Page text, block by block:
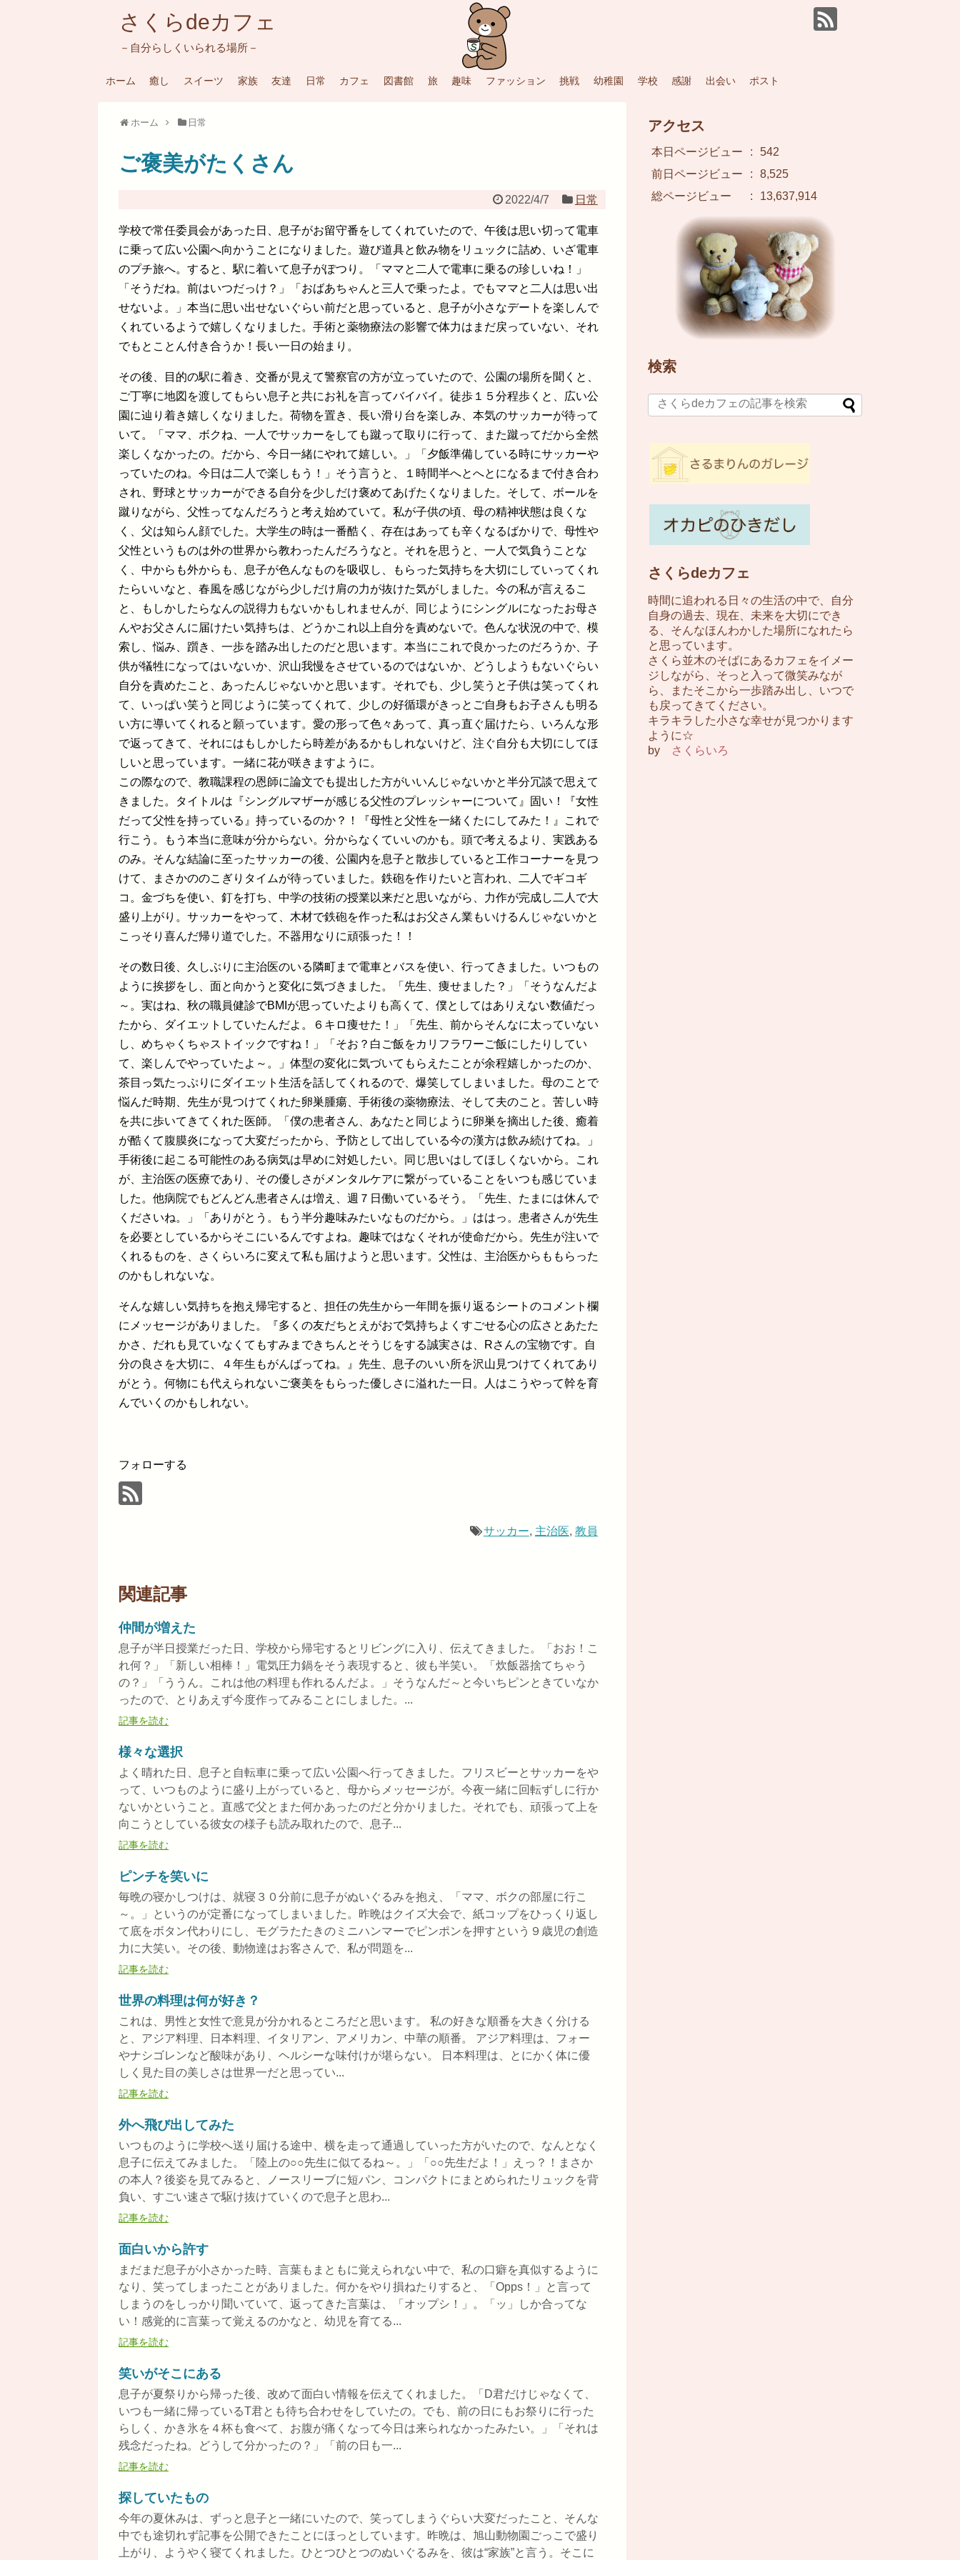
さくらdeカフェ
－自分らしくいられる場所－
ホーム 癒し スイーツ 家族 友達 日常 カフェ 図書館 旅 趣味 ファッション 挑戦 幼稚園 学校 感謝 出会い ポスト
ホーム 日常
ご褒美がたくさん
2022/4/7 日常
学校で常任委員会があった日、息子がお留守番をしてくれていたので、午後は思い切って電車
に乗って広い公園へ向かうことになりました。遊び道具と飲み物をリュックに詰め、いざ電車
のプチ旅へ。すると、駅に着いて息子がぽつり。「ママと二人で電車に乗るの珍しいね！」
「そうだね。前はいつだっけ？」「おばあちゃんと三人で乗ったよ。でもママと二人は思い出
せないよ。」本当に思い出せないぐらい前だと思っていると、息子が小さなデートを楽しんで
くれているようで嬉しくなりました。手術と薬物療法の影響で体力はまだ戻っていない、それ
でもとことん付き合うか！長い一日の始まり。
その後、目的の駅に着き、交番が見えて警察官の方が立っていたので、公園の場所を聞くと、
ご丁寧に地図を渡してもらい息子と共にお礼を言ってバイバイ。徒歩１５分程歩くと、広い公
園に辿り着き嬉しくなりました。荷物を置き、長い滑り台を楽しみ、本気のサッカーが待って
いて。「ママ、ボクね、一人でサッカーをしても蹴って取りに行って、また蹴ってだから全然
楽しくなかったの。だから、今日一緒にやれて嬉しい。」「夕飯準備している時にサッカーや
っていたのね。今日は二人で楽しもう！」そう言うと、１時間半へとへとになるまで付き合わ
され、野球とサッカーができる自分を少しだけ褒めてあげたくなりました。そして、ボールを
蹴りながら、父性ってなんだろうと考え始めていて。私が子供の頃、母の精神状態は良くな
く、父は知らん顔でした。大学生の時は一番酷く、存在はあっても辛くなるばかりで、母性や
父性というものは外の世界から教わったんだろうなと。それを思うと、一人で気負うことな
く、中からも外からも、息子が色んなものを吸収し、もらった気持ちを大切にしていってくれ
たらいいなと、春風を感じながら少しだけ肩の力が抜けた気がしました。今の私が言えるこ
と、もしかしたらなんの説得力もないかもしれませんが、同じようにシングルになったお母さ
んやお父さんに届けたい気持ちは、どうかこれ以上自分を責めないで。色んな状況の中で、模
索し、悩み、躓き、一歩を踏み出したのだと思います。本当にこれで良かったのだろうか、子
供が犠牲になってはいないか、沢山我慢をさせているのではないか、どうしようもないぐらい
自分を責めたこと、あったんじゃないかと思います。それでも、少し笑うと子供は笑ってくれ
て、いっぱい笑うと同じように笑ってくれて、少しの好循環がきっとご自身もお子さんも明る
い方に導いてくれると願っています。愛の形って色々あって、真っ直ぐ届けたら、いろんな形
で返ってきて、それにはもしかしたら時差があるかもしれないけど、注ぐ自分も大切にしてほ
しいと思っています。一緒に花が咲きますように。
この際なので、教職課程の恩師に論文でも提出した方がいいんじゃないかと半分冗談で思えて
きました。タイトルは『シングルマザーが感じる父性のプレッシャーについて』固い！『女性
だって父性を持っている』持っているのか？！『母性と父性を一緒くたにしてみた！』これで
行こう。もう本当に意味が分からない。分からなくていいのかも。頭で考えるより、実践ある
のみ。そんな結論に至ったサッカーの後、公園内を息子と散歩していると工作コーナーを見つ
けて、まさかののこぎりタイムが待っていました。鉄砲を作りたいと言われ、二人でギコギ
コ。金づちを使い、釘を打ち、中学の技術の授業以来だと思いながら、力作が完成し二人で大
盛り上がり。サッカーをやって、木材で鉄砲を作った私はお父さん業もいけるんじゃないかと
こっそり喜んだ帰り道でした。不器用なりに頑張った！！
その数日後、久しぶりに主治医のいる隣町まで電車とバスを使い、行ってきました。いつもの
ように挨拶をし、面と向かうと変化に気づきました。「先生、痩せました？」「そうなんだよ
～。実はね、秋の職員健診でBMIが思っていたよりも高くて、僕としてはありえない数値だっ
たから、ダイエットしていたんだよ。６キロ痩せた！」「先生、前からそんなに太っていない
し、めちゃくちゃストイックですね！」「そお？白ご飯をカリフラワーご飯にしたりしてい
て、楽しんでやっていたよ～。」体型の変化に気づいてもらえたことが余程嬉しかったのか、
茶目っ気たっぷりにダイエット生活を話してくれるので、爆笑してしまいました。母のことで
悩んだ時期、先生が見つけてくれた卵巣腫瘍、手術後の薬物療法、そして夫のこと。苦しい時
を共に歩いてきてくれた医師。「僕の患者さん、あなたと同じように卵巣を摘出した後、癒着
が酷くて腹膜炎になって大変だったから、予防として出している今の漢方は飲み続けてね。」
手術後に起こる可能性のある病気は早めに対処したい。同じ思いはしてほしくないから。これ
が、主治医の医療であり、その優しさがメンタルケアに繋がっていることをいつも感じていま
した。他病院でもどんどん患者さんは増え、週７日働いているそう。「先生、たまには休んで
くださいね。」「ありがとう。もう半分趣味みたいなものだから。」ははっ。患者さんが先生
を必要としているからそこにいるんですよね。趣味ではなくそれが使命だから。先生が注いで
くれるものを、さくらいろに変えて私も届けようと思います。父性は、主治医からももらった
のかもしれないな。
そんな嬉しい気持ちを抱え帰宅すると、担任の先生から一年間を振り返るシートのコメント欄
にメッセージがありました。『多くの友だちとえがおで気持ちよくすごせる心の広さとあたた
かさ、だれも見ていなくてもすみまできちんとそうじをする誠実さは、Rさんの宝物です。自
分の良さを大切に、４年生もがんばってね。』先生、息子のいい所を沢山見つけてくれてあり
がとう。何物にも代えられないご褒美をもらった優しさに溢れた一日。人はこうやって幹を育
んでいくのかもしれない。
フォローする
サッカー, 主治医, 教員
関連記事
仲間が増えた
息子が半日授業だった日、学校から帰宅するとリビングに入り、伝えてきました。「おお！こ
れ何？」「新しい相棒！」電気圧力鍋をそう表現すると、彼も半笑い。「炊飯器捨てちゃう
の？」「ううん。これは他の料理も作れるんだよ。」そうなんだ～と今いちピンときていなか
ったので、とりあえず今度作ってみることにしました。...
記事を読む
様々な選択
よく晴れた日、息子と自転車に乗って広い公園へ行ってきました。フリスビーとサッカーをや
って、いつものように盛り上がっていると、母からメッセージが。今夜一緒に回転ずしに行か
ないかということ。直感で父とまた何かあったのだと分かりました。それでも、頑張って上を
向こうとしている彼女の様子も読み取れたので、息子...
記事を読む
ピンチを笑いに
毎晩の寝かしつけは、就寝３０分前に息子がぬいぐるみを抱え、「ママ、ボクの部屋に行こ
～。」というのが定番になってしまいました。昨晩はクイズ大会で、紙コップをひっくり返し
て底をボタン代わりにし、モグラたたきのミニハンマーでピンポンを押すという９歳児の創造
力に大笑い。その後、動物達はお客さんで、私が問題を...
記事を読む
世界の料理は何が好き？
これは、男性と女性で意見が分かれるところだと思います。 私の好きな順番を大きく分ける
と、アジア料理、日本料理、イタリアン、アメリカン、中華の順番。 アジア料理は、フォー
やナシゴレンなど酸味があり、ヘルシーな味付けが堪らない。 日本料理は、とにかく体に優
しく見た目の美しさは世界一だと思ってい...
記事を読む
外へ飛び出してみた
いつものように学校へ送り届ける途中、横を走って通過していった方がいたので、なんとなく
息子に伝えてみました。「陸上の○○先生に似てるね～。」「○○先生だよ！」えっ？！まさか
の本人？後姿を見てみると、ノースリーブに短パン、コンパクトにまとめられたリュックを背
負い、すごい速さで駆け抜けていくので息子と思わ...
記事を読む
面白いから許す
まだまだ息子が小さかった時、言葉もまともに覚えられない中で、私の口癖を真似するように
なり、笑ってしまったことがありました。何かをやり損ねたりすると、「Opps！」と言って
しまうのをしっかり聞いていて、返ってきた言葉は、「オップシ！」。「ッ」しか合ってな
い！感覚的に言葉って覚えるのかなと、幼児を育てる...
記事を読む
笑いがそこにある
息子が夏祭りから帰った後、改めて面白い情報を伝えてくれました。「D君だけじゃなくて、
いつも一緒に帰っているT君とも待ち合わせをしていたの。でも、前の日にもお祭りに行った
らしく、かき氷を４杯も食べて、お腹が痛くなって今日は来られなかったみたい。」「それは
残念だったね。どうして分かったの？」「前の日も一...
記事を読む
探していたもの
今年の夏休みは、ずっと息子と一緒にいたので、笑ってしまうぐらい大変だったこと、そんな
中でも途切れず記事を公開できたことにほっとしています。昨晩は、旭山動物園ごっこで盛り
上がり、ようやく寝てくれました。ひとつひとつのぬいぐるみを、彼は“家族”と言う。そこに
アクセス
本日ページビュー :
542
前日ページビュー
:
8,525
総ページビュー
: 13,637,914
検索
さくらdeカフェ
時間に追われる日々の生活の中で、自分
自身の過去、現在、未来を大切にでき
る、そんなほんわかした場所になれたら
と思っています。
さくら並木のそばにあるカフェをイメー
ジしながら、そっと入って微笑みなが
ら、またそこから一歩踏み出し、いつで
も戻ってきてください。
キラキラした小さな幸せが見つかります
ように☆
by
さくらいろ